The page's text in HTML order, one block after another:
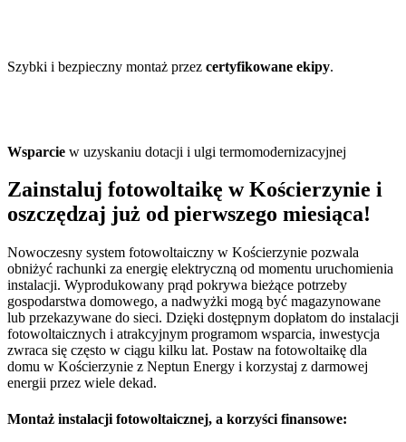
Szybki i bezpieczny montaż przez certyfikowane ekipy.
Wsparcie w uzyskaniu dotacji i ulgi termomodernizacyjnej
Zainstaluj fotowoltaikę w Kościerzynie i
oszczędzaj już od pierwszego miesiąca!
Nowoczesny system fotowoltaiczny w Kościerzynie pozwala
obniżyć rachunki za energię elektryczną od momentu uruchomienia
instalacji. Wyprodukowany prąd pokrywa bieżące potrzeby
gospodarstwa domowego, a nadwyżki mogą być magazynowane
lub przekazywane do sieci. Dzięki dostępnym dopłatom do instalacji
fotowoltaicznych i atrakcyjnym programom wsparcia, inwestycja
zwraca się często w ciągu kilku lat. Postaw na fotowoltaikę dla
domu w Kościerzynie z Neptun Energy i korzystaj z darmowej
energii przez wiele dekad.
Montaż instalacji fotowoltaicznej, a korzyści finansowe: